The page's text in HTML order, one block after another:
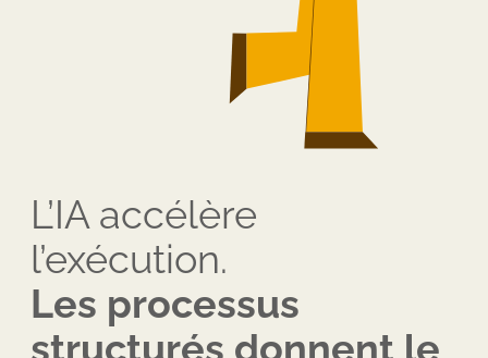
L’IA accélère
l’exécution.
Les processus
structurés donnent le